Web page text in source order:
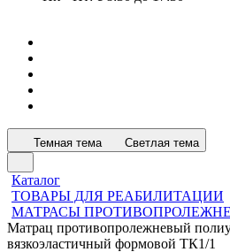
Темная тема Светлая тема
Каталог
ТОВАРЫ ДЛЯ РЕАБИЛИТАЦИИ
МАТРАСЫ
Матрац противопролежневый
вязкоэластичный формовой ТК1/1